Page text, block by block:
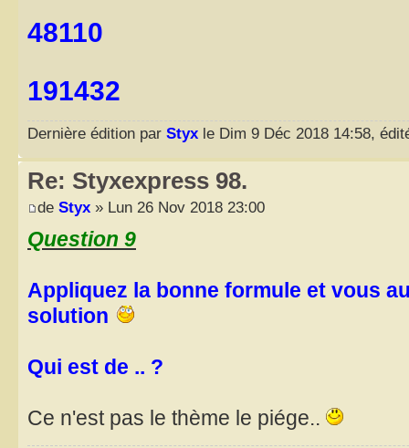
48110
191432
Dernière édition par Styx le Dim 9 Déc 2018 14:58,
Re: Styxexpress 98.
de Styx » Lun 26 Nov 2018 23:00
Question 9
Appliquez la bonne formule et vous
solution
Qui est de .. ?
Ce n'est pas le thème le piége..